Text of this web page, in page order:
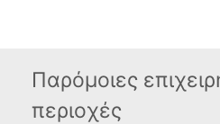
Παρόμοιες
περιοχές